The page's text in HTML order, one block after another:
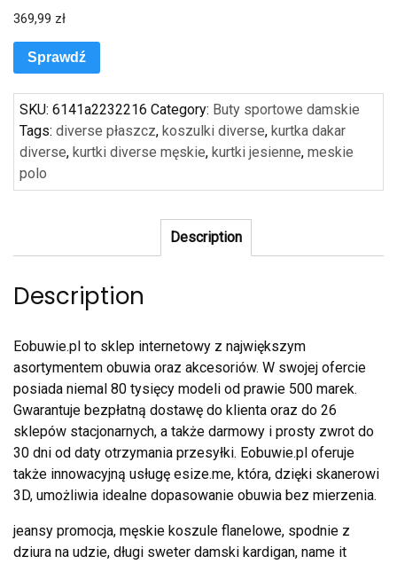
369,99 zł
Sprawdź
SKU: 6141a2232216 Category: Buty sportowe damskie
Tags: diverse płaszcz, koszulki diverse, kurtka dakar
diverse, kurtki diverse męskie, kurtki jesienne, meskie
polo
Description
Description
Eobuwie.pl to sklep internetowy z największym
asortymentem obuwia oraz akcesoriów. W swojej ofercie
posiada niemal 80 tysięcy modeli od prawie 500 marek.
Gwarantuje bezpłatną dostawę do klienta oraz do 26
sklepów stacjonarnych, a także darmowy i prosty zwrot do
30 dni od daty otrzymania przesyłki. Eobuwie.pl oferuje
także innowacyjną usługę esize.me, która, dzięki skanerowi
3D, umożliwia idealne dopasowanie obuwia bez mierzenia.
jeansy promocja, męskie koszule flanelowe, spodnie z
dziura na udzie, długi sweter damski kardigan, name it